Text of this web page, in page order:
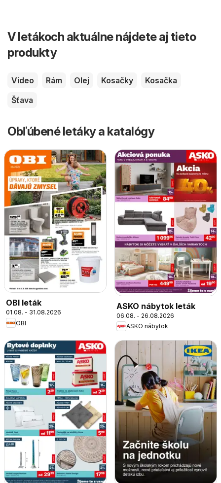
V letákoch aktuálne nájdete aj tieto
produkty
Video Rám Olej Kosačky
Kosačka
Šťava
Obľúbené letáky a katalógy
OBI leták
01.08. - 31.08.2026
OBI
ASKO nábytok leták
06.08. - 26.08.2026
ASKO nábytok